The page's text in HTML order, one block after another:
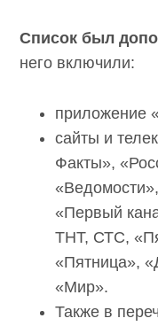
Список был
него включили:
приложение
сайты и
Факты»,
«Первый
ТНТ, СТС,
«Пятница»,
«Мир».
Также в